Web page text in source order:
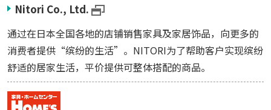
Nitori Co., Ltd.
通过在日本全国各地的店铺销售家具及家居饰品，向更多的
消费者提供“缤纷的生活”。NITORI为了帮助客户实现缤纷
舒适的居家生活，平价提供可整体搭配的商品。